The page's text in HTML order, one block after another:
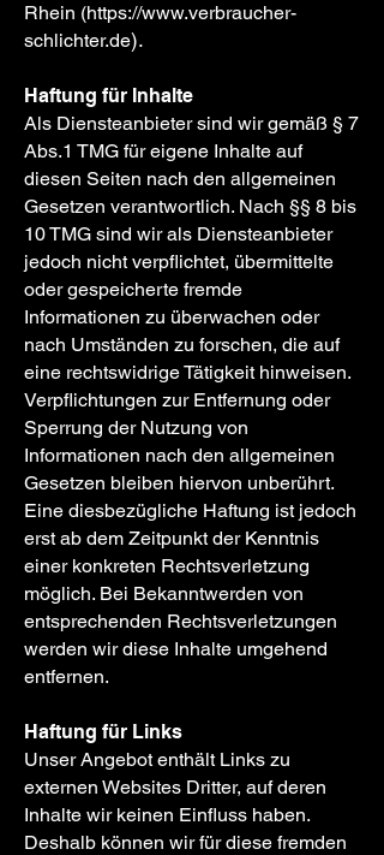
Rhein (https://www.verbraucher-
schlichter.de).
Haftung für Inhalte
Als Diensteanbieter sind wir gemäß § 7
Abs.1 TMG für eigene Inhalte auf
diesen Seiten nach den allgemeinen
Gesetzen verantwortlich. Nach §§ 8 bis
10 TMG sind wir als Diensteanbieter
jedoch nicht verpflichtet, übermittelte
oder gespeicherte fremde
Informationen zu überwachen oder
nach Umständen zu forschen, die auf
eine rechtswidrige Tätigkeit hinweisen.
Verpflichtungen zur Entfernung oder
Sperrung der Nutzung von
Informationen nach den allgemeinen
Gesetzen bleiben hiervon unberührt.
Eine diesbezügliche Haftung ist jedoch
erst ab dem Zeitpunkt der Kenntnis
einer konkreten Rechtsverletzung
möglich. Bei Bekanntwerden von
entsprechenden Rechtsverletzungen
werden wir diese Inhalte umgehend
entfernen.
Haftung für Links
Unser Angebot enthält Links zu
externen Websites Dritter, auf deren
Inhalte wir keinen Einfluss haben.
Deshalb können wir für diese fremden